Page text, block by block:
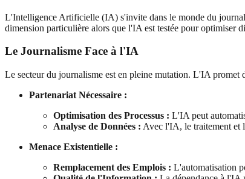
L'Intelligence Artificielle (IA) s'invite dans le monde du
dimension particulière alors que l'IA est testée pour optimiser
Le Journalisme Face à l'IA
Le secteur du journalisme est en pleine mutation. L'IA promet
Partenariat Nécessaire :
Optimisation des Processus : L'IA peut
Analyse de Données : Avec l'IA, le traitement et
Menace Existentielle :
Remplacement des Emplois : L'automatisation